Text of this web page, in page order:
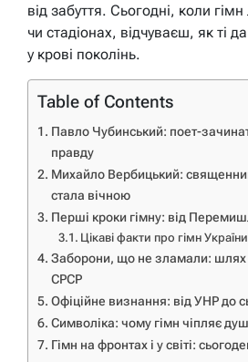
від забуття. Сьогодні, коли
чи стадіонах, відчуваєш, як ті
у крові поколінь.
Table of Contents
Павло Чубинський: поет-
правду
Михайло Вербицький:
стала вічною
Перші кроки гімну: від
Цікаві факти про гімн України
Заборони, що не зламали: шлях
СРСР
Офіційне визнання: від УНР до
Символіка: чому гімн чіпляє
Гімн на фронтах і у світі: